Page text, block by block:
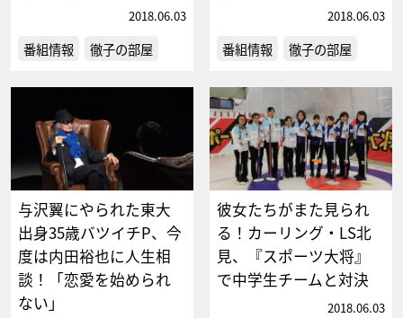
2018.06.03
番組情報 徹子の部屋
2018.06.03
番組情報 徹子の部屋
与沢翼にやられた東大
出身35歳バツイチP、今
度は内田裕也に人生相
談！「恋愛を始められ
ない」
彼女たちがまた見られ
る！カーリング・LS北
見、『スポーツ大将』
で中学生チームと対決
2018.06.03